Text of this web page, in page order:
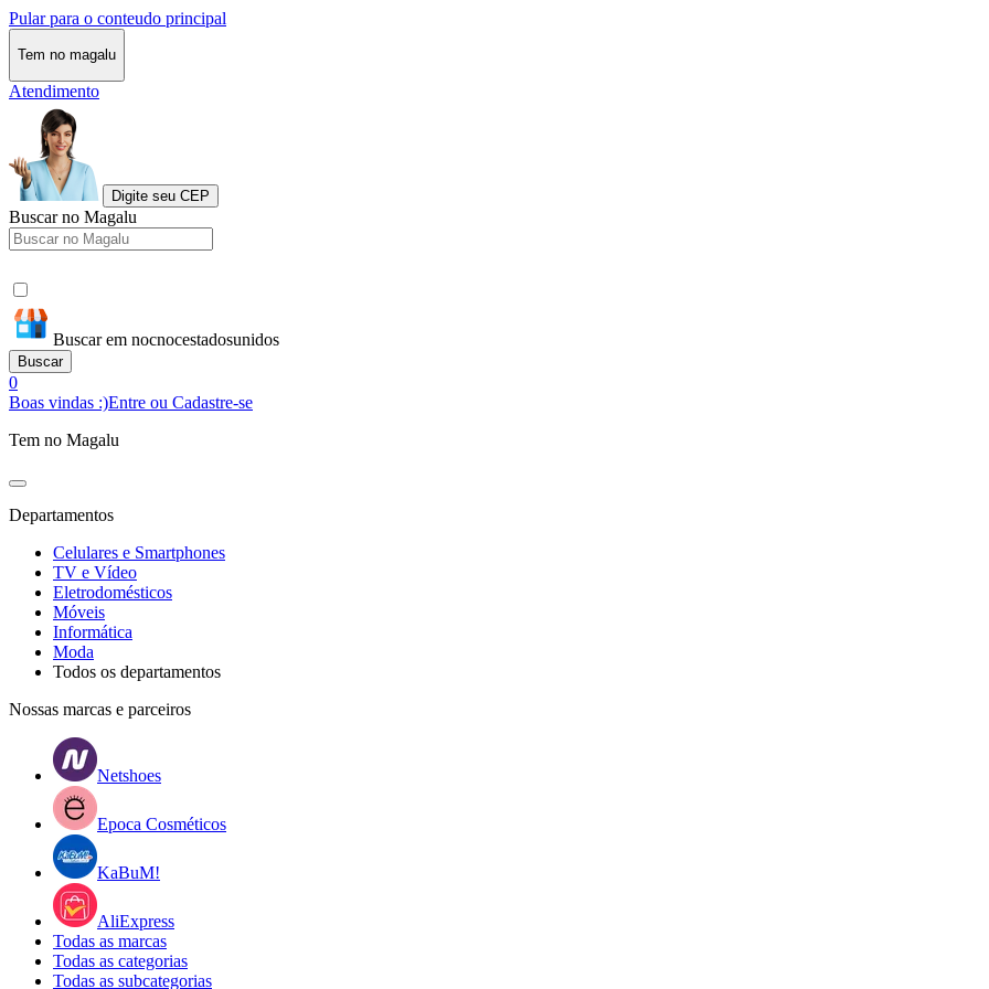
Pular para o conteudo principal
Tem no magalu
Atendimento
Digite seu CEP
Buscar no Magalu
Buscar em nocnocestadosunidos
Buscar
0
Boas vindas :)Entre ou Cadastre-se
Tem no Magalu
Departamentos
Celulares e Smartphones
TV e Vídeo
Eletrodomésticos
Móveis
Informática
Moda
Todos os departamentos
Nossas marcas e parceiros
Netshoes
Epoca Cosméticos
KaBuM!
AliExpress
Todas as marcas
Todas as categorias
Todas as subcategorias